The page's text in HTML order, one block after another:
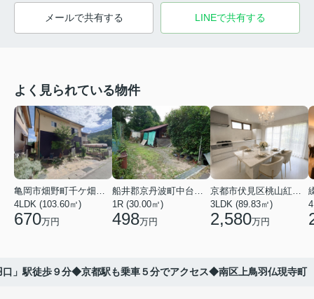
メールで共有する LINEで共有する
よく見られている物件
4LDK (103.60㎡)
670万円
1R (30.00㎡)
498万円
3LDK (89.83㎡)
2,580万円
」駅徒歩９分◆京都駅も乗車５分でアクセス◆南区上鳥羽仏現寺町